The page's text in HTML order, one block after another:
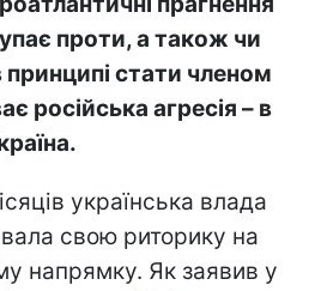
проти, а також чи
стати членом
російська агресія – в
українська влада
свою риторику на
напрямку. Як заявив у